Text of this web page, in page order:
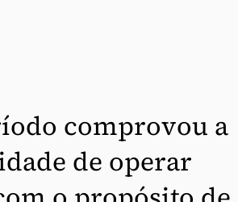
comprovou a
de operar